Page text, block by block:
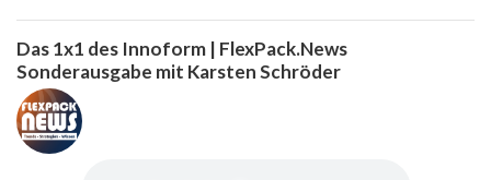
Das 1x1 des Innoform | FlexPack.News
Sonderausgabe mit Karsten Schröder